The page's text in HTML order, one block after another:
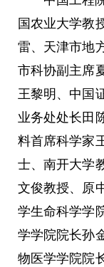
国农业大学教
雷、天津市地
市科协副主席
王黎明、中国
业务处处长田
料首席科学家
士、南开大学
文俊教授、原
学生命科学学
学学院院长孙
物医学学院院